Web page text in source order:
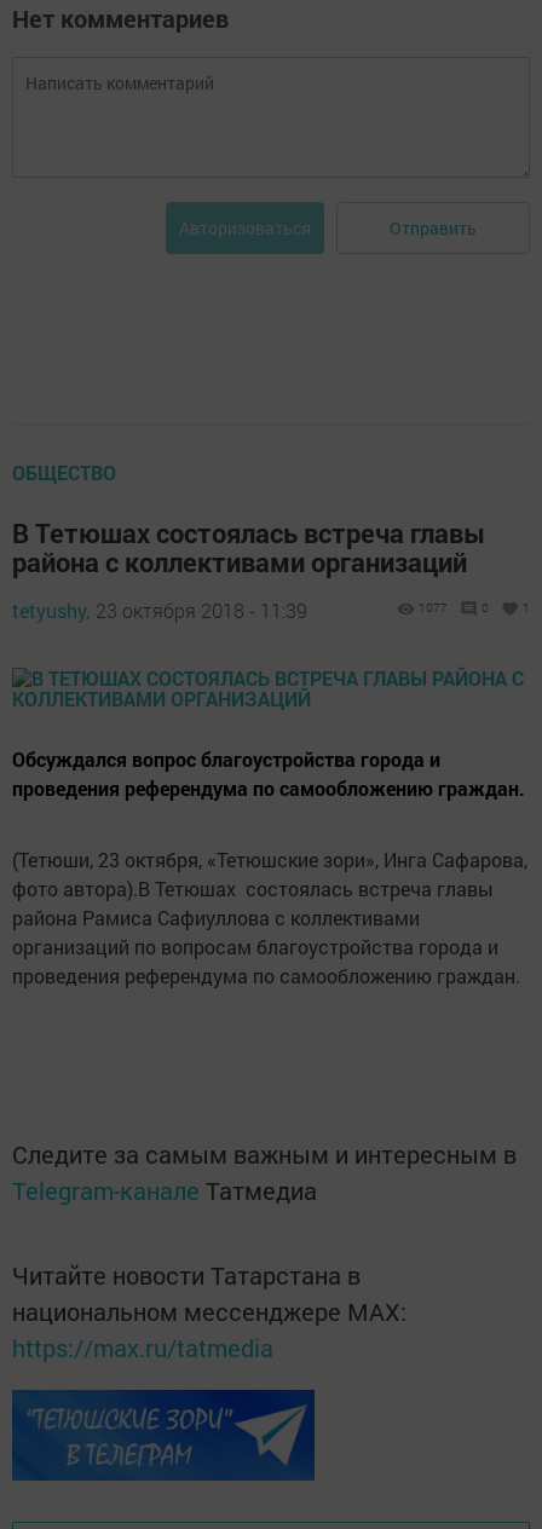
Нет комментариев
Авторизоваться Отправить
ОБЩЕСТВО
В Тетюшах состоялась встреча главы
района с коллективами организаций
tetyushy, 23 октября 2018 - 11:39 1077 0 1
Обсуждался вопрос благоустройства города и
проведения референдума по самообложению граждан.
(Тетюши, 23 октября, «Тетюшские зори», Инга Сафарова,
фото автора).В Тетюшах состоялась встреча главы
района Рамиса Сафиуллова с коллективами
организаций по вопросам благоустройства города и
проведения референдума по самообложению граждан.
Следите за самым важным и интересным в
Telegram-канале Татмедиа
Читайте новости Татарстана в
национальном мессенджере MАХ:
https://max.ru/tatmedia